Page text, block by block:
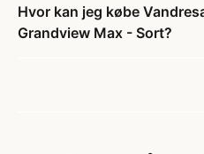
Hvor kan jeg købe
Grandview Max - Sort?